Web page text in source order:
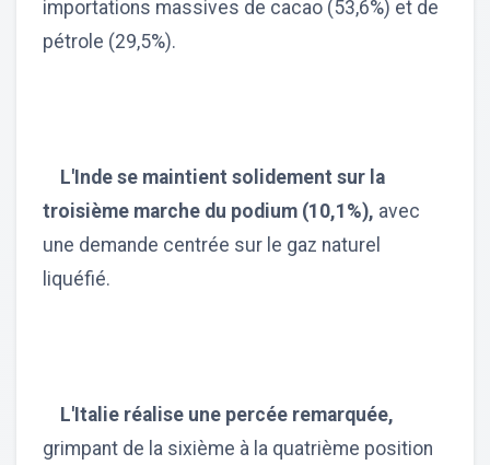
importations massives de cacao (53,6%) et de
pétrole (29,5%).
L'Inde se maintient solidement sur la
troisième marche du podium (10,1%), avec
une demande centrée sur le gaz naturel
liquéfié.
L'Italie réalise une percée remarquée,
grimpant de la sixième à la quatrième position